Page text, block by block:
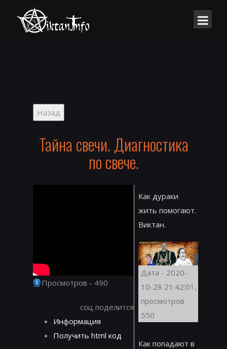
Тайна свечи. Диагностика
по свече.
Просмотров - 490
соц поделится
Информация
Получить html код
Как дураки
жить помогают.
Виктан.
Дата - 2020-
10-28 21:42:01,
просмотров
550
Как попадают в